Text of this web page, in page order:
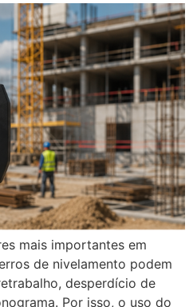
mais importantes em
de nivelamento podem
desperdício de
Por isso, o uso do